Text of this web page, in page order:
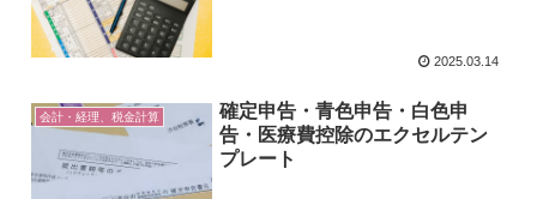
2025.03.14
会計・経理、税金計算
確定申告・青色申告・白色申
告・医療費控除のエクセルテン
プレート